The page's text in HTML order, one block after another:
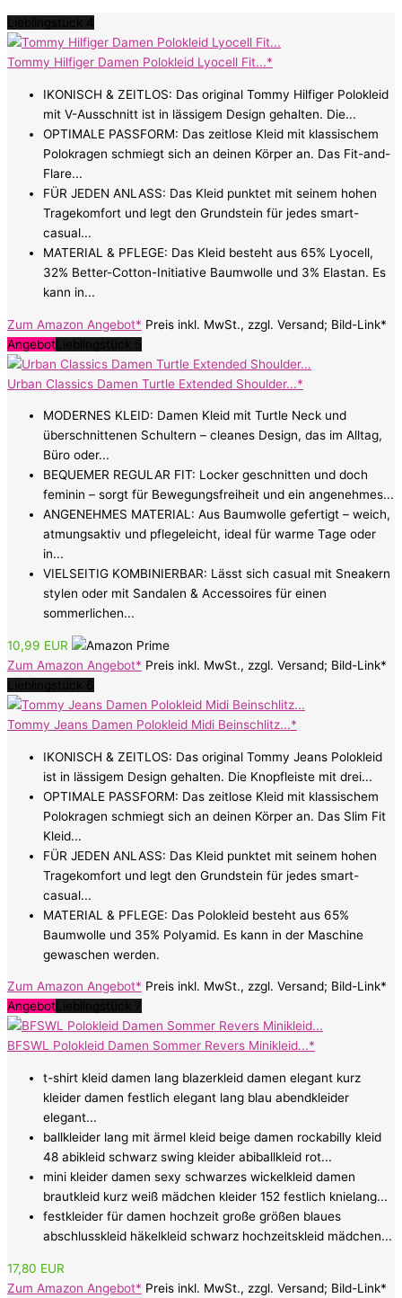
Tommy Hilfiger Damen Polokleid Lyocell Fit...*
IKONISCH & ZEITLOS: Das original Tommy Hilfiger Polokleid
mit V-Ausschnitt ist in lässigem Design gehalten. Die...
OPTIMALE PASSFORM: Das zeitlose Kleid mit klassischem
Polokragen schmiegt sich an deinen Körper an. Das Fit-and-
Flare...
FÜR JEDEN ANLASS: Das Kleid punktet mit seinem hohen
Tragekomfort und legt den Grundstein für jedes smart-
casual...
MATERIAL & PFLEGE: Das Kleid besteht aus 65% Lyocell,
32% Better-Cotton-Initiative Baumwolle und 3% Elastan. Es
kann in...
Zum Amazon Angebot* Preis inkl. MwSt., zzgl. Versand; Bild-Link*
Angebot
Urban Classics Damen Turtle Extended Shoulder...*
MODERNES KLEID: Damen Kleid mit Turtle Neck und
überschnittenen Schultern – cleanes Design, das im Alltag,
Büro oder...
BEQUEMER REGULAR FIT: Locker geschnitten und doch
feminin – sorgt für Bewegungsfreiheit und ein angenehmes...
ANGENEHMES MATERIAL: Aus Baumwolle gefertigt – weich,
atmungsaktiv und pflegeleicht, ideal für warme Tage oder
in...
VIELSEITIG KOMBINIERBAR: Lässt sich casual mit Sneakern
stylen oder mit Sandalen & Accessoires für einen
sommerlichen...
10,99 EUR
Zum Amazon Angebot* Preis inkl. MwSt., zzgl. Versand; Bild-Link*
Tommy Jeans Damen Polokleid Midi Beinschlitz...*
IKONISCH & ZEITLOS: Das original Tommy Jeans Polokleid
ist in lässigem Design gehalten. Die Knopfleiste mit drei...
OPTIMALE PASSFORM: Das zeitlose Kleid mit klassischem
Polokragen schmiegt sich an deinen Körper an. Das Slim Fit
Kleid...
FÜR JEDEN ANLASS: Das Kleid punktet mit seinem hohen
Tragekomfort und legt den Grundstein für jedes smart-
casual...
MATERIAL & PFLEGE: Das Polokleid besteht aus 65%
Baumwolle und 35% Polyamid. Es kann in der Maschine
gewaschen werden.
Zum Amazon Angebot* Preis inkl. MwSt., zzgl. Versand; Bild-Link*
Angebot
BFSWL Polokleid Damen Sommer Revers Minikleid...*
t-shirt kleid damen lang blazerkleid damen elegant kurz
kleider damen festlich elegant lang blau abendkleider
elegant...
ballkleider lang mit ärmel kleid beige damen rockabilly kleid
48 abikleid schwarz swing kleider abiballkleid rot...
mini kleider damen sexy schwarzes wickelkleid damen
brautkleid kurz weiß mädchen kleider 152 festlich knielang...
festkleider für damen hochzeit große größen blaues
abschlusskleid häkelkleid schwarz hochzeitskleid mädchen...
17,80 EUR
Zum Amazon Angebot* Preis inkl. MwSt., zzgl. Versand; Bild-Link*